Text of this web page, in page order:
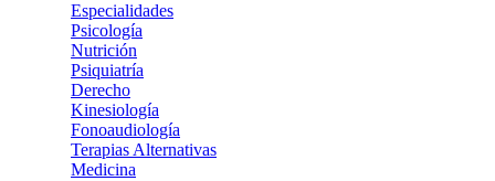
Especialidades
Psicología
Nutrición
Psiquiatría
Derecho
Kinesiología
Fonoaudiología
Terapias Alternativas
Medicina